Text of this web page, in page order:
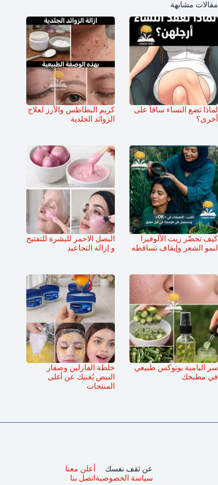
مقالات مشابهة
لماذا تضع النساء ساقاً على
أخرى؟
كريم البطاطس والأرز لعلاج
الزوائد الجلدية
كيف تحضّر زيت الألوفيرا
لنمو الشعر وإيقاف تساقطه
البصل الاحمر للبشرة للتفتيح
و إزالة التجاعيد
سر البامية بوتوكس طبيعي
في مطبخك
خلطة الفازلين وصفار
البيض يُغنيك عن أغلى
المنتجات
عن ثقف نفسك
سياسة الخصوصية
أعلن معنا
اتصل بنا